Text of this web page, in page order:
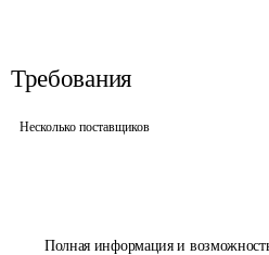
Полная информация и
Требования
Несколько поставщиков